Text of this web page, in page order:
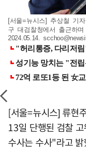
[서울=뉴시스] 추상철 기
구 대검찰청에서 출근하
2024.05.14.
[서울=뉴시스] 류현
13일 단행된 검찰
수사는 수사"라고 밝